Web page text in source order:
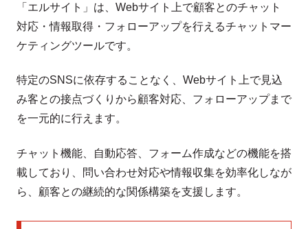
「エルサイト」は、Webサイト上で顧客とのチャット
対応・情報取得・フォローアップを行えるチャットマー
ケティングツールです。
特定のSNSに依存することなく、Webサイト上で見込
み客との接点づくりから顧客対応、フォローアップまで
を一元的に行えます。
チャット機能、自動応答、フォーム作成などの機能を搭
載しており、問い合わせ対応や情報収集を効率化しなが
ら、顧客との継続的な関係構築を支援します。